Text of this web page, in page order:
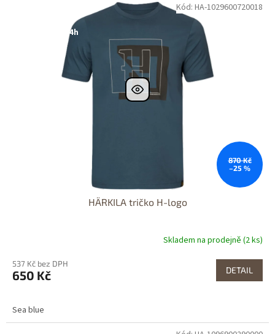
Dostupnost 24h
870 Kč
–25 %
HÄRKILA tričko H-logo
Skladem na prodejně (2 ks)
537 Kč bez DPH
650 Kč DETAIL
Sea blue
Kód: HA-1029600720018